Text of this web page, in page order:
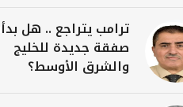
ترامب يتراجع .. هل
صفقة جديدة للخليج
والشرق الأوسط؟